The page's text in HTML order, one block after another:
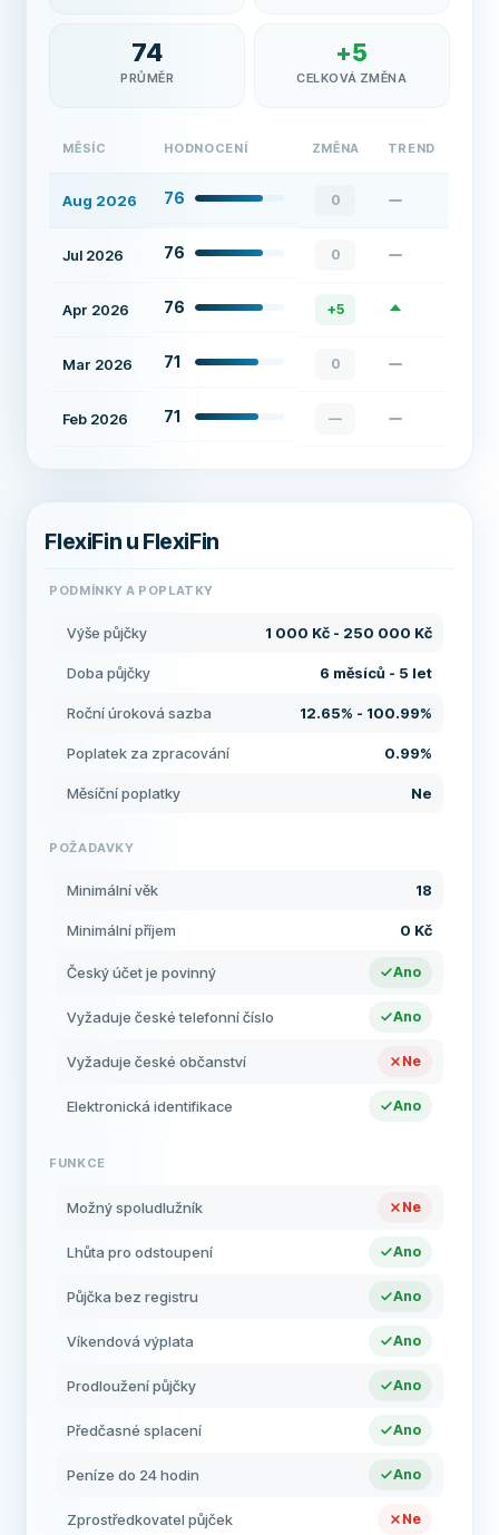
74
PRŮMĚR
+5
CELKOVÁ ZMĚNA
MĚSÍC HODNOCENÍ ZMĚNA TREND
Aug 2026 76 0
Jul 2026 76 0
Apr 2026 76 +5
Mar 2026 71 0
Feb 2026 71 —
FlexiFin u FlexiFin
PODMÍNKY A POPLATKY
Výše půjčky 1 000 Kč - 250 000 Kč
Doba půjčky 6 měsíců - 5 let
Roční úroková sazba 12.65% - 100.99%
Poplatek za zpracování 0.99%
Měsíční poplatky Ne
POŽADAVKY
Minimální věk 18
Minimální příjem 0 Kč
Český účet je povinný Ano
Vyžaduje české telefonní číslo Ano
Vyžaduje české občanství Ne
Elektronická identifikace Ano
FUNKCE
Možný spoludlužník Ne
Lhůta pro odstoupení Ano
Půjčka bez registru Ano
Víkendová výplata Ano
Prodloužení půjčky Ano
Předčasné splacení Ano
Peníze do 24 hodin Ano
Zprostředkovatel půjček Ne